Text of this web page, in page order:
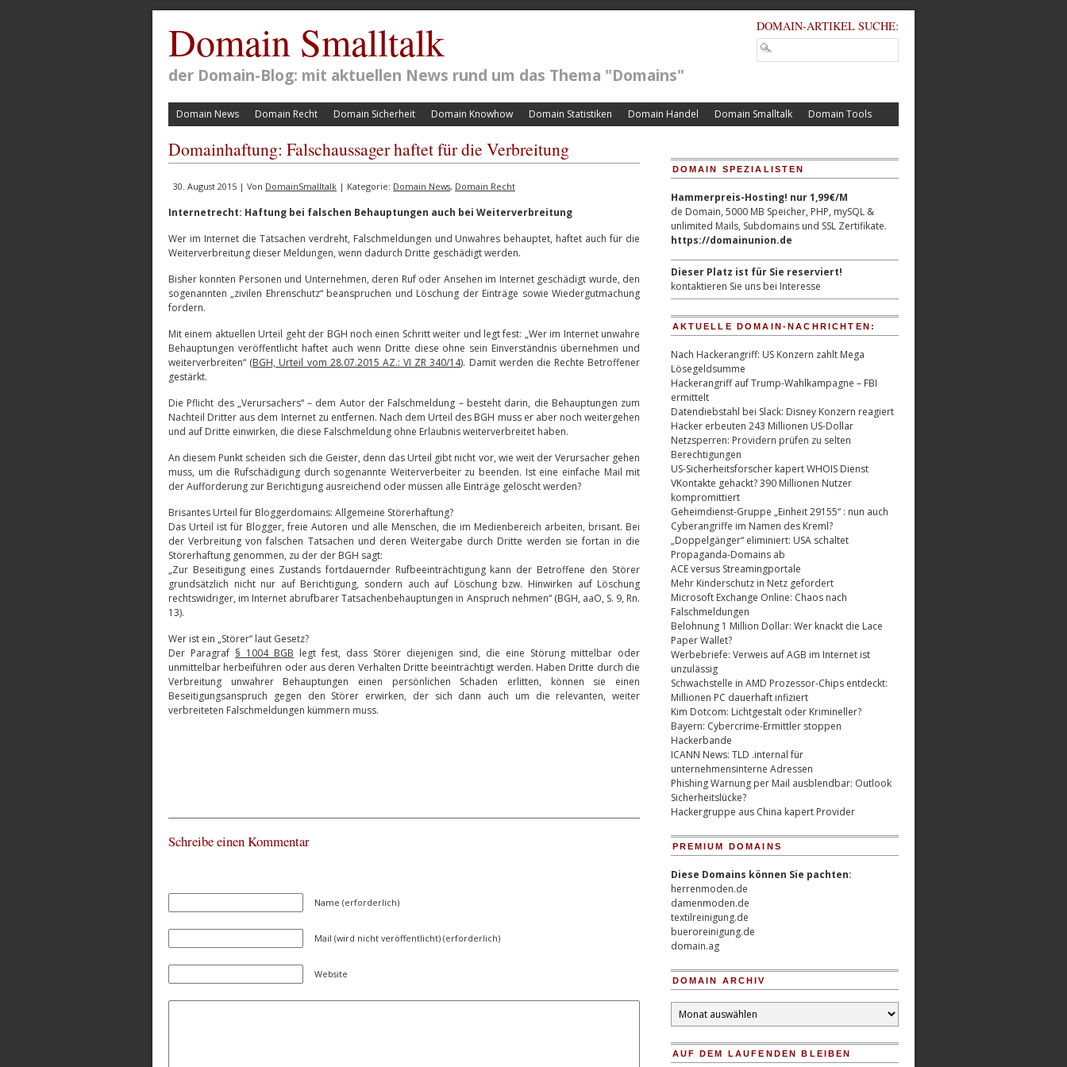
Domain Smalltalk
der Domain-Blog: mit aktuellen News rund um das Thema "Domains"
DOMAIN-ARTIKEL SUCHE:
Domain News Domain Recht Domain Sicherheit Domain Knowhow Domain Statistiken Domain Handel Domain Smalltalk Domain Tools
Domainhaftung: Falschaussager haftet für die Verbreitung
30. August 2015 | Von DomainSmalltalk | Kategorie: Domain News, Domain Recht
Internetrecht: Haftung bei falschen Behauptungen auch bei Weiterverbreitung
Wer im Internet die Tatsachen verdreht, Falschmeldungen und Unwahres behauptet, haftet auch für die
Weiterverbreitung dieser Meldungen, wenn dadurch Dritte geschädigt werden.
Bisher konnten Personen und Unternehmen, deren Ruf oder Ansehen im Internet geschädigt wurde, den
sogenannten „zivilen Ehrenschutz“ beanspruchen und Löschung der Einträge sowie Wiedergutmachung
fordern.
Mit einem aktuellen Urteil geht der BGH noch einen Schritt weiter und legt fest: „Wer im Internet unwahre
Behauptungen veröffentlicht haftet auch wenn Dritte diese ohne sein Einverständnis übernehmen und
weiterverbreiten“ (BGH, Urteil vom 28.07.2015 AZ.: VI ZR 340/14). Damit werden die Rechte Betroffener
gestärkt.
Die Pflicht des „Verursachers“ – dem Autor der Falschmeldung – besteht darin, die Behauptungen zum
Nachteil Dritter aus dem Internet zu entfernen. Nach dem Urteil des BGH muss er aber noch weitergehen
und auf Dritte einwirken, die diese Falschmeldung ohne Erlaubnis weiterverbreitet haben.
An diesem Punkt scheiden sich die Geister, denn das Urteil gibt nicht vor, wie weit der Verursacher gehen
muss, um die Rufschädigung durch sogenannte Weiterverbeiter zu beenden. Ist eine einfache Mail mit
der Aufforderung zur Berichtigung ausreichend oder müssen alle Einträge gelöscht werden?
Brisantes Urteil für Bloggerdomains: Allgemeine Störerhaftung?
Das Urteil ist für Blogger, freie Autoren und alle Menschen, die im Medienbereich arbeiten, brisant. Bei
der Verbreitung von falschen Tatsachen und deren Weitergabe durch Dritte werden sie fortan in die
Störerhaftung genommen, zu der der BGH sagt:
„Zur Beseitigung eines Zustands fortdauernder Rufbeeinträchtigung kann der Betroffene den Störer
grundsätzlich nicht nur auf Berichtigung, sondern auch auf Löschung bzw. Hinwirken auf Löschung
rechtswidriger, im Internet abrufbarer Tatsachenbehauptungen in Anspruch nehmen“ (BGH, aaO, S. 9, Rn.
13).
Wer ist ein „Störer“ laut Gesetz?
Der Paragraf§ 1004 BGB legt fest, dass Störer diejenigen sind, die eine Störung mittelbar oder
unmittelbar herbeiführen oder aus deren Verhalten Dritte beeinträchtigt werden. Haben Dritte durch die
Verbreitung unwahrer Behauptungen einen persönlichen Schaden erlitten, können sie einen
Beseitigungsanspruch gegen den Störer erwirken, der sich dann auch um die relevanten, weiter
verbreiteten Falschmeldungen kümmern muss.
Schreibe einen Kommentar
Name (erforderlich)
Mail (wird nicht veröffentlicht) (erforderlich)
Website
DOMAIN SPEZIALISTEN
Hammerpreis-Hosting! nur 1,99€/M
de Domain, 5000 MB Speicher, PHP, mySQL &
unlimited Mails, Subdomains und SSL Zertifikate.
https://domainunion.de
Dieser Platz ist für Sie reserviert!
kontaktieren Sie uns bei Interesse
AKTUELLE DOMAIN-NACHRICHTEN:
Nach Hackerangriff: US Konzern zahlt Mega
Lösegeldsumme
Hackerangriff auf Trump-Wahlkampagne – FBI
ermittelt
Datendiebstahl bei Slack: Disney Konzern reagiert
Hacker erbeuten 243 Millionen US-Dollar
Netzsperren: Providern prüfen zu selten
Berechtigungen
US-Sicherheitsforscher kapert WHOIS Dienst
VKontakte gehackt? 390 Millionen Nutzer
kompromittiert
Geheimdienst-Gruppe „Einheit 29155“ : nun auch
Cyberangriffe im Namen des Kreml?
„Doppelgänger“ eliminiert: USA schaltet
Propaganda-Domains ab
ACE versus Streamingportale
Mehr Kinderschutz in Netz gefordert
Microsoft Exchange Online: Chaos nach
Falschmeldungen
Belohnung 1 Million Dollar: Wer knackt die Lace
Paper Wallet?
Werbebriefe: Verweis auf AGB im Internet ist
unzulässig
Schwachstelle in AMD Prozessor-Chips entdeckt:
Millionen PC dauerhaft infiziert
Kim Dotcom: Lichtgestalt oder Krimineller?
Bayern: Cybercrime-Ermittler stoppen
Hackerbande
ICANN News: TLD .internal für
unternehmensinterne Adressen
Phishing Warnung per Mail ausblendbar: Outlook
Sicherheitslücke?
Hackergruppe aus China kapert Provider
PREMIUM DOMAINS
Diese Domains können Sie pachten:
herrenmoden.de
damenmoden.de
textilreinigung.de
bueroreinigung.de
domain.ag
DOMAIN ARCHIV
Domain
Archiv
AUF DEM LAUFENDEN BLEIBEN